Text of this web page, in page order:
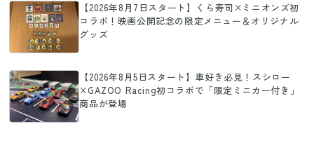
【2026年8月7日スタート】くら寿司×ミニオンズ初
コラボ！映画公開記念の限定メニュー＆オリジナル
グッズ
【2026年8月5日スタート】車好き必見！スシロー
×GAZOO Racing初コラボで「限定ミニカー付き」
商品が登場